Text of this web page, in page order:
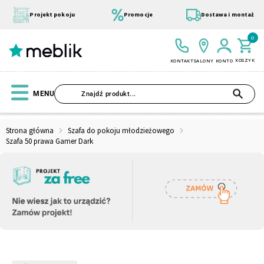
treści
Projekt pokoju Promocje Dostawa i montaż
KONTAKTSALONY KONTO KOSZYK
0
MENU
Strona główna
Szafa do pokoju młodzieżowego
Szafa 50 prawa Gamer Dark
Wszystkie Kolekcje
Szafa
Materace